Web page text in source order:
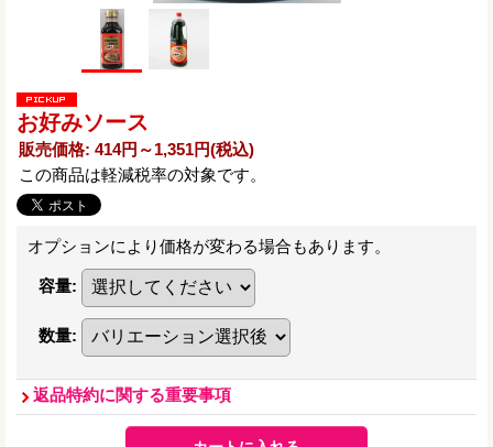
お好みソース
販売価格: 414円～1,351円(税込)
この商品は軽減税率の対象です。
オプションにより価格が変わる場合もあります。
容量:
数量:
返品特約に関する重要事項